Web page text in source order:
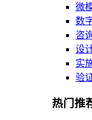
微
数
咨
设
实
验
热门推